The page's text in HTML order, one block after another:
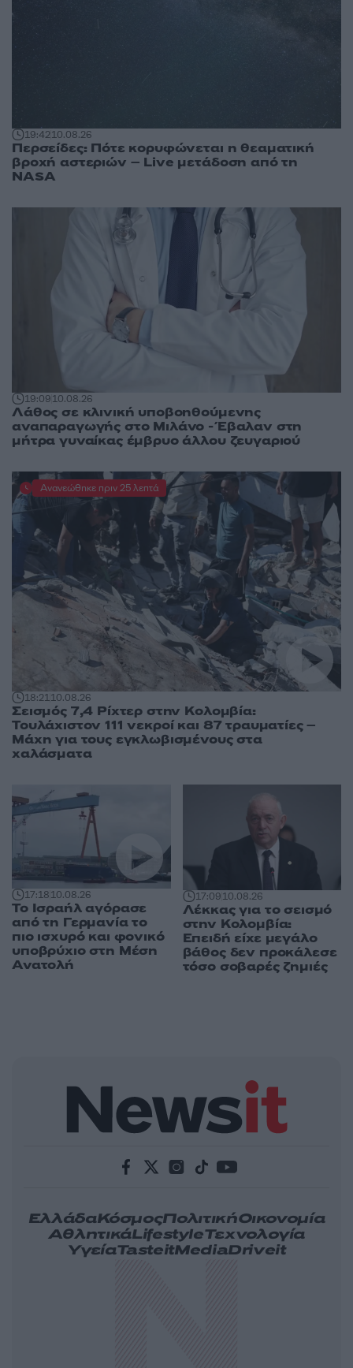
19:4210.08.26
Περσείδες: Πότε κορυφώνεται η θεαματική
βροχή αστεριών – Live μετάδοση από τη
NASA
19:0910.08.26
Λάθος σε κλινική υποβοηθούμενης
αναπαραγωγής στο Μιλάνο - Έβαλαν στη
μήτρα γυναίκας έμβρυο άλλου ζευγαριού
18:2110.08.26
Σεισμός 7,4 Ρίχτερ στην Κολομβία:
Τουλάχιστον 111 νεκροί και 87 τραυματίες –
Μάχη για τους εγκλωβισμένους στα
χαλάσματα
Ανανεώθηκε πριν 25 λεπτά
17:1810.08.26
Το Ισραήλ αγόρασε
από τη Γερμανία το
πιο ισχυρό και φονικό
υποβρύχιο στη Μέση
Ανατολή
17:0910.08.26
Λέκκας για το σεισμό
στην Κολομβία:
Επειδή είχε μεγάλο
βάθος δεν προκάλεσε
τόσο σοβαρές ζημιές
ΕλλάδαΚόσμοςΠολιτικήΟικονομία
ΑθλητικάLifestyleΤεχνολογία
ΥγείαTasteitMediaDriveit